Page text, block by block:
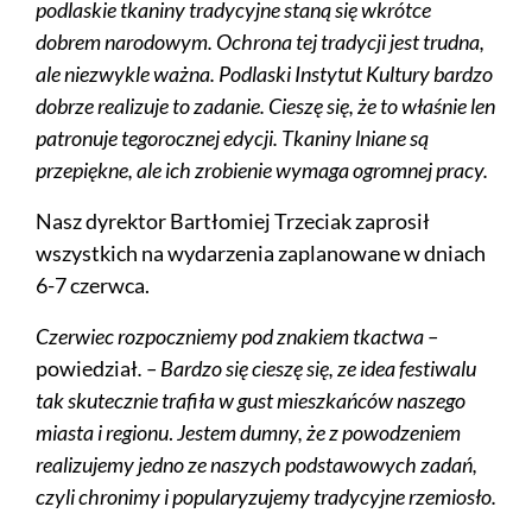
podlaskie tkaniny tradycyjne staną się wkrótce
dobrem narodowym. Ochrona tej tradycji jest trudna,
ale niezwykle ważna. Podlaski Instytut Kultury bardzo
dobrze realizuje to zadanie. Cieszę się, że to właśnie len
patronuje tegorocznej edycji. Tkaniny lniane są
przepiękne, ale ich zrobienie wymaga ogromnej pracy.
Nasz dyrektor Bartłomiej Trzeciak zaprosił
wszystkich na wydarzenia zaplanowane w dniach
6-7 czerwca.
Czerwiec rozpoczniemy pod znakiem tkactwa –
powiedział. – Bardzo się cieszę się, ze idea festiwalu
tak skutecznie trafiła w gust mieszkańców naszego
miasta i regionu.Jestem dumny, że z powodzeniem
realizujemy jedno ze naszych podstawowych zadań,
czyli chronimy i popularyzujemy tradycyjne rzemiosło.